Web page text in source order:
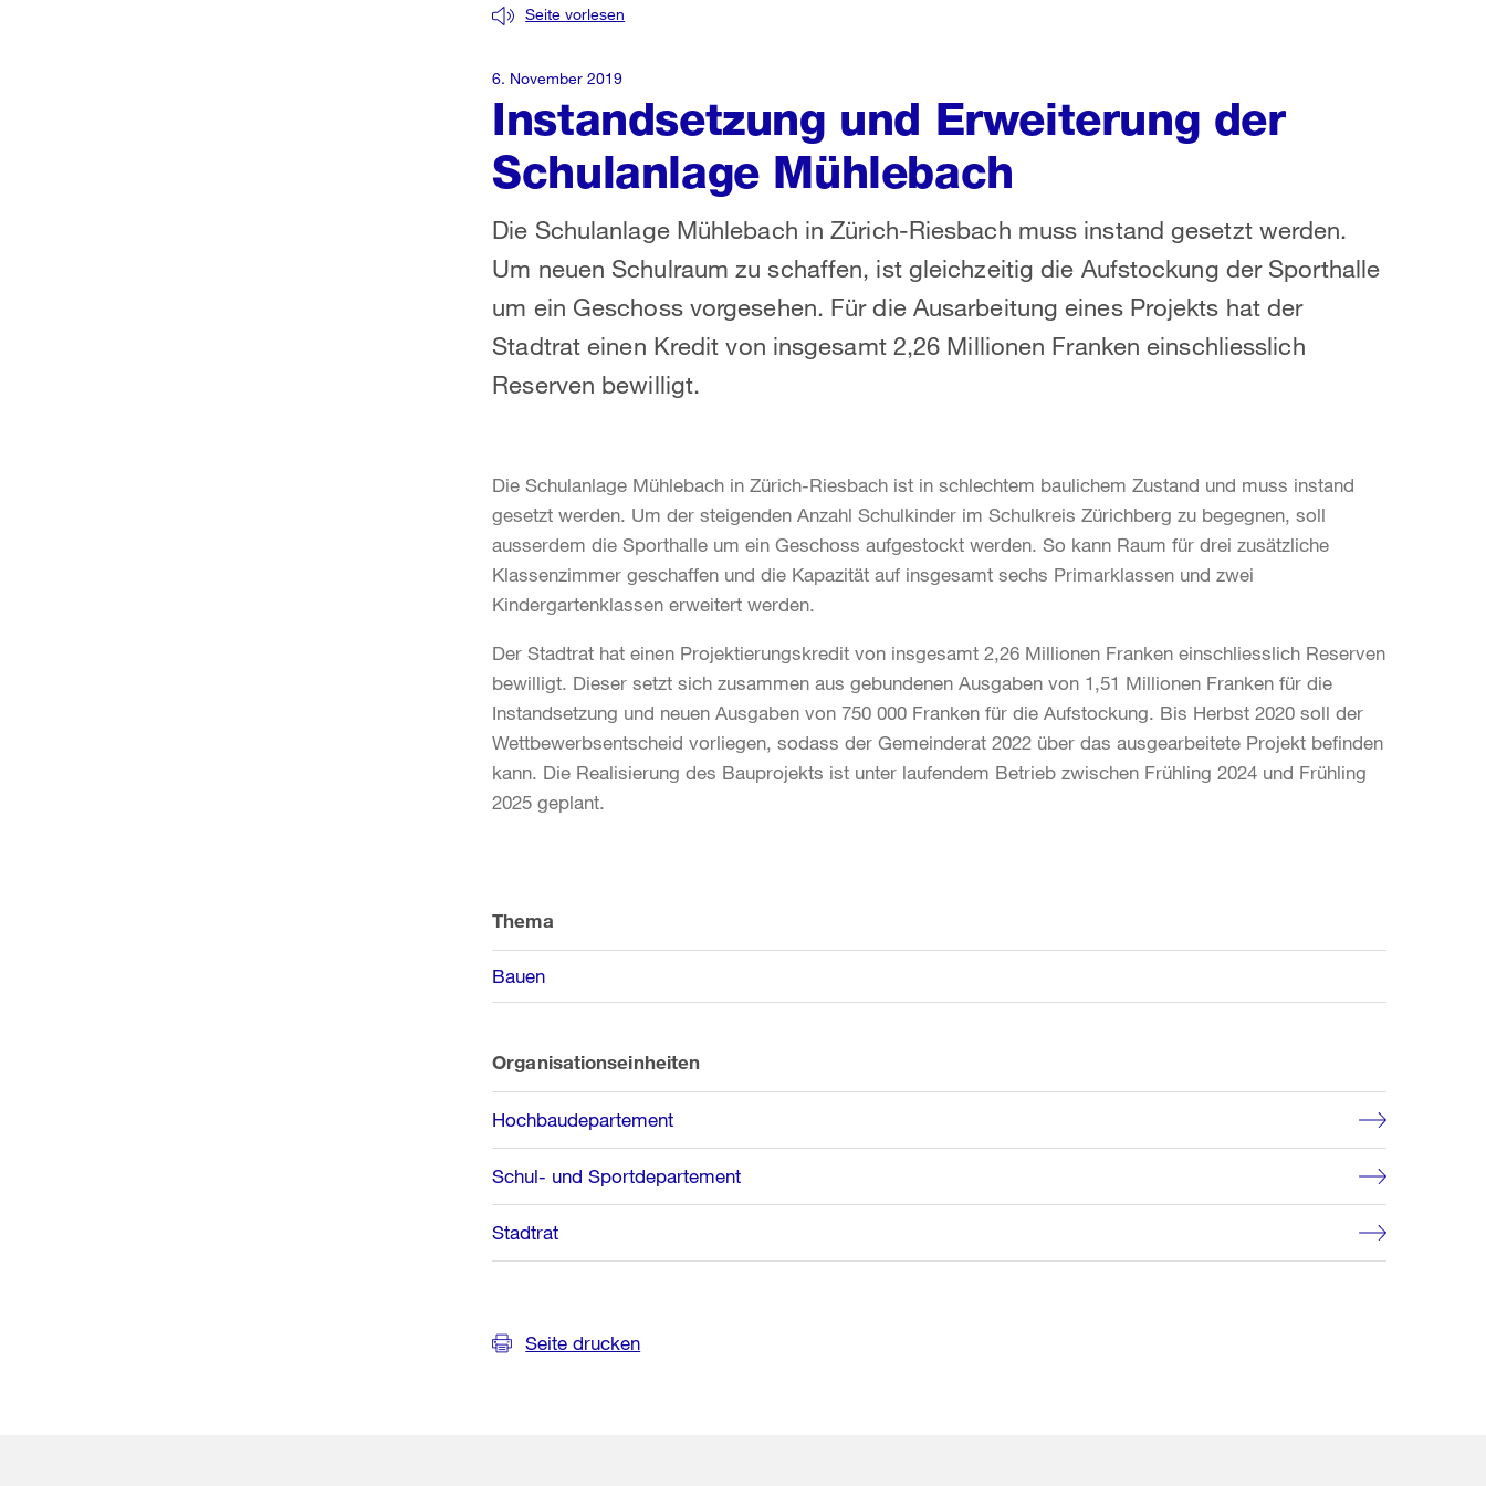
Instandsetzung und Erweiterung der
Schulanlage Mühlebach
Seite vorlesen
Die Schulanlage Mühlebach in Zürich-Riesbach muss instand gesetzt werden.
Um neuen Schulraum zu schaffen, ist gleichzeitig die Aufstockung der Sporthalle
um ein Geschoss vorgesehen. Für die Ausarbeitung eines Projekts hat der
Stadtrat einen Kredit von insgesamt 2,26 Millionen Franken einschliesslich
Reserven bewilligt.
6. November 2019
Die Schulanlage Mühlebach in Zürich-Riesbach ist in schlechtem baulichem Zustand und muss instand
gesetzt werden. Um der steigenden Anzahl Schulkinder im Schulkreis Zürichberg zu begegnen, soll
ausserdem die Sporthalle um ein Geschoss aufgestockt werden. So kann Raum für drei zusätzliche
Klassenzimmer geschaffen und die Kapazität auf insgesamt sechs Primarklassen und zwei
Kindergartenklassen erweitert werden.
Der Stadtrat hat einen Projektierungskredit von insgesamt 2,26 Millionen Franken einschliesslich Reserven
bewilligt. Dieser setzt sich zusammen aus gebundenen Ausgaben von 1,51 Millionen Franken für die
Instandsetzung und neuen Ausgaben von 750 000 Franken für die Aufstockung. Bis Herbst 2020 soll der
Wettbewerbsentscheid vorliegen, sodass der Gemeinderat 2022 über das ausgearbeitete Projekt befinden
kann. Die Realisierung des Bauprojekts ist unter laufendem Betrieb zwischen Frühling 2024 und Frühling
2025 geplant.
Informationen
Thema
Bauen
Organisationseinheiten
Hochbaudepartement
Schul- und Sportdepartement
Stadtrat
Seite drucken